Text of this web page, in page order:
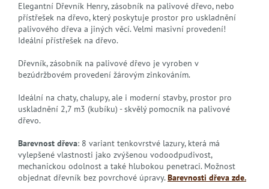
Elegantní Dřevník Henry, zásobník na palivové dřevo, nebo
přístřešek na dřevo, který poskytuje prostor pro uskladnění
palivového dřeva a jiných věcí. Velmi masivní provedení!
Ideální přístřešek na dřevo.
Dřevník, zásobník na palivové dřevo je vyroben v
bezúdržbovém provedení žárovým zinkováním.
Ideální na chaty, chalupy, ale i moderní stavby, prostor pro
uskladnění 2,7 m3 (kubíku) - skvělý pomocník na palivové
dřevo.
Barevnost dřeva: 8 variant tenkovrstvé lazury, která má
vylepšené vlastnosti jako zvýšenou vodoodpudivost,
mechanickou odolnost a také hlubokou penetraci. Možnost
objednat dřevník bez povrchové úpravy.Barevnosti dřeva zde.